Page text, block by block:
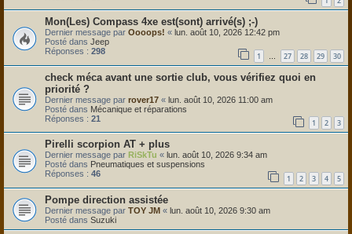
Mon(Les) Compass 4xe est(sont) arrivé(s) ;-)
Dernier message par Oooops! « lun. août 10, 2026 12:42 pm
Posté dans Jeep
Réponses : 298 1 … 27 28 29 30
check méca avant une sortie club, vous vérifiez quoi en
priorité ?
Dernier message par rover17 « lun. août 10, 2026 11:00 am
Posté dans Mécanique et réparations
Réponses : 21 1 2 3
Pirelli scorpion AT + plus
Dernier message par RiSkTu « lun. août 10, 2026 9:34 am
Posté dans Pneumatiques et suspensions
Réponses : 46 1 2 3 4 5
Pompe direction assistée
Dernier message par TOY JM « lun. août 10, 2026 9:30 am
Posté dans Suzuki